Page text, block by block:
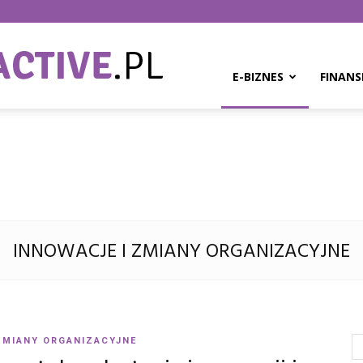
E-BIZNES
INNOWACJE I ZMIANY ORGANIZACYJNE
ORGANIZACYJNE